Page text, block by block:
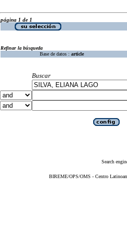
página 1 de 1
Refinar la búsqueda
Base de datos : article
Buscar
Search
BIREME/OPS/OMS - Centro